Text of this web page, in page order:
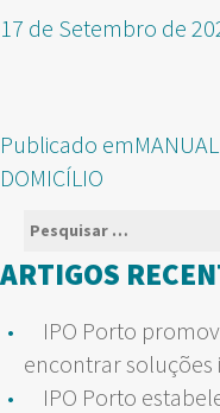
Publicado
17 de Setembro de
NAVEGAÇÃO
DE
ARTIGOS
Publicado em
DOMICÍLIO
Pesquisar
por:
ARTIGOS
IPO Porto
encontrar soluções
IPO Porto